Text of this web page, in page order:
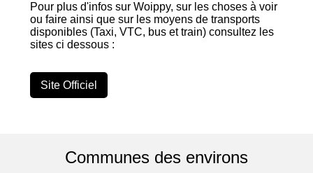
Pour plus d'infos sur Woippy, sur les choses à voir
ou faire ainsi que sur les moyens de transports
disponibles (Taxi, VTC, bus et train) consultez les
sites ci dessous :
Site Officiel
Communes des environs